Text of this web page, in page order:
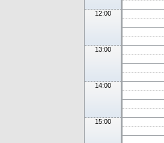
12:00
13:00
14:00
15:00